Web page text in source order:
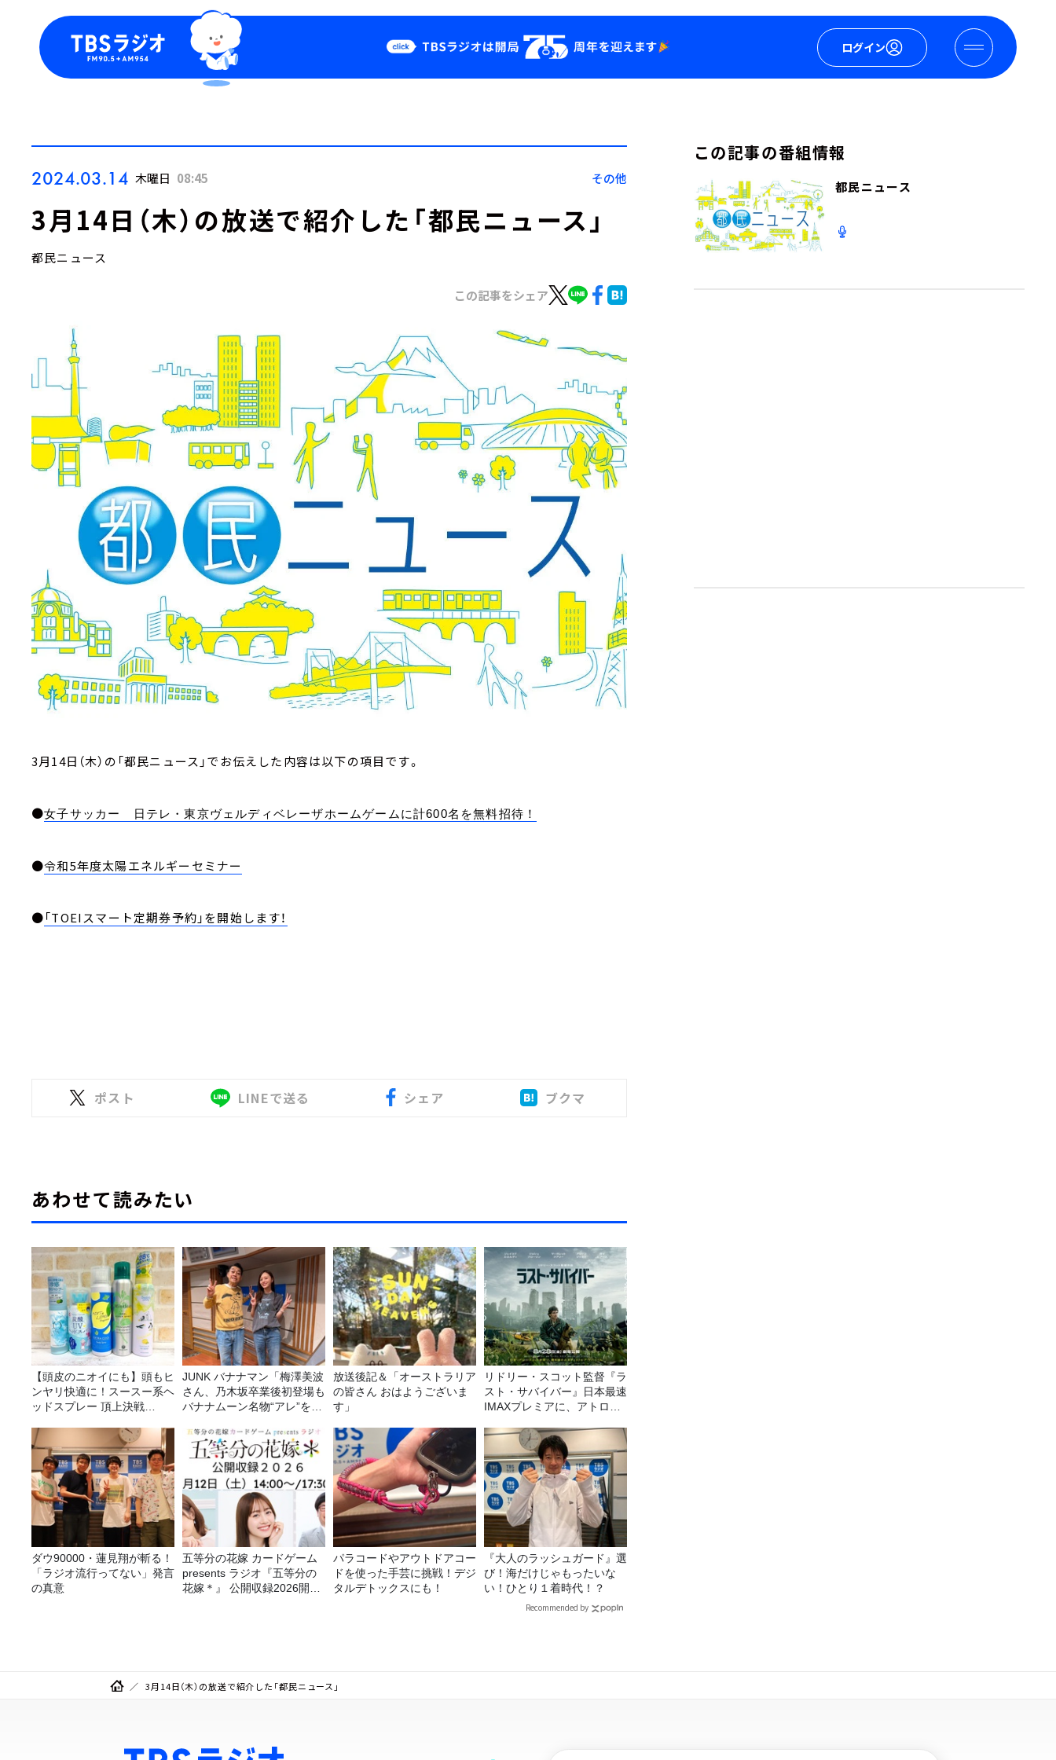
ログイン
Podcast
YouTube
2024.03.14 木曜日 08:45 その他
3月14日（木）の放送で紹介した「都民ニュース」
都民ニュース
この記事をシェア
3月14日（木）の「都民ニュース」でお伝えした内容は以下の項目です。
●女子サッカー 日テレ・東京ヴェルディベレーザホームゲームに計600名を無料招待！
●令和5年度太陽エネルギーセミナー
●「TOEIスマート定期券予約」を開始します！
ポスト LINEで送る シェア ブクマ
あわせて読みたい
【頭皮のニオイにも】頭もヒ
ンヤリ快適に！スースー系ヘ
ッドスプレー 頂上決戦
JUNK バナナマン「梅澤美波
さん、乃木坂卒業後初登場も
バナナムーン名物“アレ”を喰
放送後記＆「オーストラリア
の皆さん おはようございま
す」
リドリー・スコット監督『ラ
スト・サバイバー』日本最速
IMAXプレミアに、アトロク
ダウ90000・蓮見翔が斬る！
「ラジオ流行ってない」発言
の真意
五等分の花嫁 カードゲーム
presents ラジオ『五等分の
花嫁＊』 公開収録2026開催
パラコードやアウトドアコー
ドを使った手芸に挑戦！デジ
タルデトックスにも！
『大人のラッシュガード』選
び！海だけじゃもったいな
い！ひとり１着時代！？
Recommended by
この記事の番組情報
都民ニュース
3月14日（木）の放送で紹介した「都民ニュース」